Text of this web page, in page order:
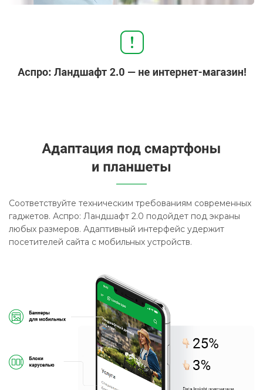
Соответствуйте техническим требованиям современных
гаджетов. Аспро: Ландшафт 2.0 подойдет под экраны
любых размеров. Адаптивный интерфейс удержит
посетителей сайта с мобильных устройств.